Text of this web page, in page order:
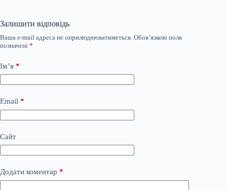
Залишити відповідь
Ваша e-mail адреса не оприлюднюватиметься. Обов’язкові поля
позначені *
Ім’я *
Email *
Сайт
Додати коментар *